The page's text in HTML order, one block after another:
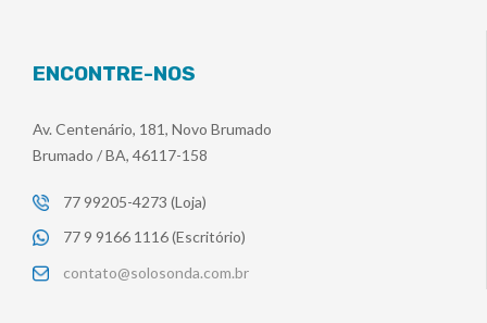
ENCONTRE-NOS
Av. Centenário, 181, Novo Brumado
Brumado / BA, 46117-158
77 99205-4273 (Loja)
77 9 9166 1116 (Escritório)
contato@solosonda.com.br